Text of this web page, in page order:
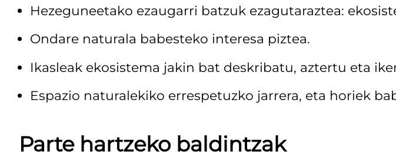
Hezeguneetako ezaugarri batzuk ezagutaraztea:
Ondare naturala babesteko interesa piztea.
Ikasleak ekosistema jakin bat deskribatu, aztertu eta
Espazio naturalekiko errespetuzko jarrera, eta horiek
Parte hartzeko baldintzak